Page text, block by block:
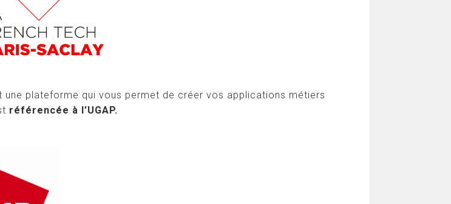
une plateforme qui vous permet de créer vos applications métiers
référencée à l’UGAP.